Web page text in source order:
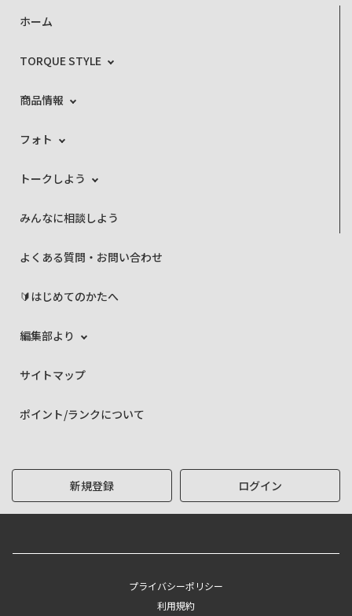
ホーム
TORQUE STYLE
商品情報
フォト
トークしよう
みんなに相談しよう
よくある質問・お問い合わせ
🔰はじめてのかたへ
編集部より
サイトマップ
ポイント/ランクについて
新規登録 ログイン
プライバシーポリシー
利用規約